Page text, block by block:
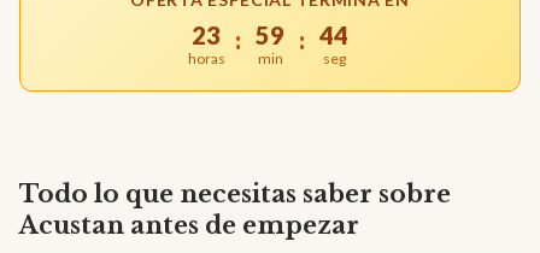
23
horas
: 59
min
: 44
seg
Todo lo que necesitas saber sobre
Acustan antes de empezar